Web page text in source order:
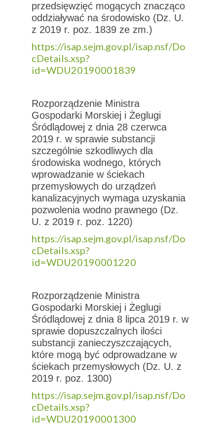
przedsięwzięć mogących znacząco
oddziaływać na środowisko (Dz. U.
z 2019 r. poz. 1839 ze zm.)
https://isap.sejm.gov.pl/isap.nsf/Do
cDetails.xsp?
id=WDU20190001839
Rozporządzenie Ministra
Gospodarki Morskiej i Żeglugi
Śródlądowej z dnia 28 czerwca
2019 r. w sprawie substancji
szczególnie szkodliwych dla
środowiska wodnego, których
wprowadzanie w ściekach
przemysłowych do urządzeń
kanalizacyjnych wymaga uzyskania
pozwolenia wodno prawnego (Dz.
U. z 2019 r. poz. 1220)
https://isap.sejm.gov.pl/isap.nsf/Do
cDetails.xsp?
id=WDU20190001220
Rozporządzenie Ministra
Gospodarki Morskiej i Żeglugi
Śródlądowej z dnia 8 lipca 2019 r. w
sprawie dopuszczalnych ilości
substancji zanieczyszczających,
które mogą być odprowadzane w
ściekach przemysłowych (Dz. U. z
2019 r. poz. 1300)
https://isap.sejm.gov.pl/isap.nsf/Do
cDetails.xsp?
id=WDU20190001300